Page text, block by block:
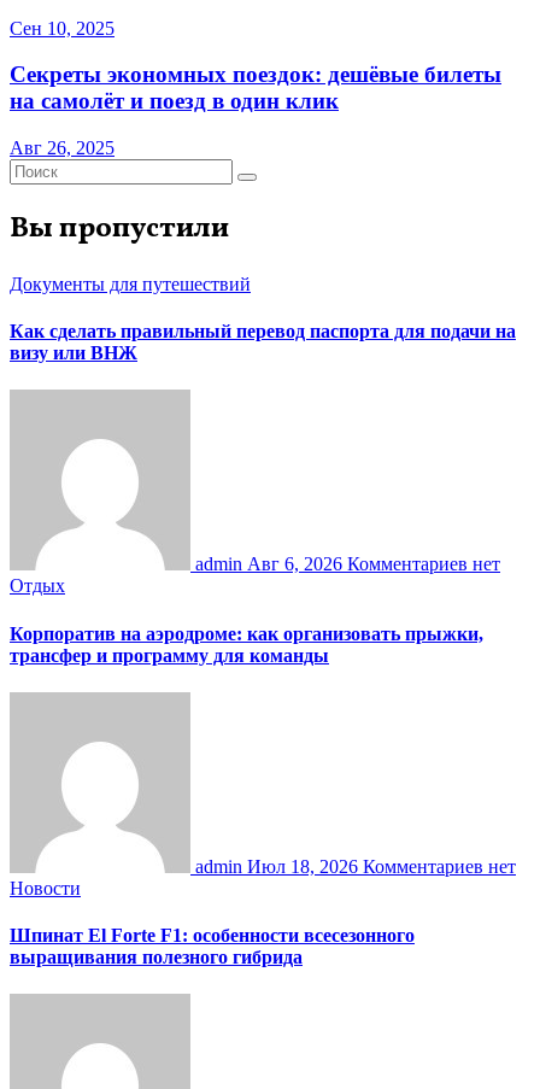
Сен 10, 2025
Секреты экономных поездок: дешёвые билеты
на самолёт и поезд в один клик
Авг 26, 2025
Вы пропустили
Документы для путешествий
Как сделать правильный перевод паспорта для подачи на
визу или ВНЖ
admin Авг 6, 2026 Комментариев нет
Отдых
Корпоратив на аэродроме: как организовать прыжки,
трансфер и программу для команды
admin Июл 18, 2026 Комментариев нет
Новости
Шпинат El Forte F1: особенности всесезонного
выращивания полезного гибрида